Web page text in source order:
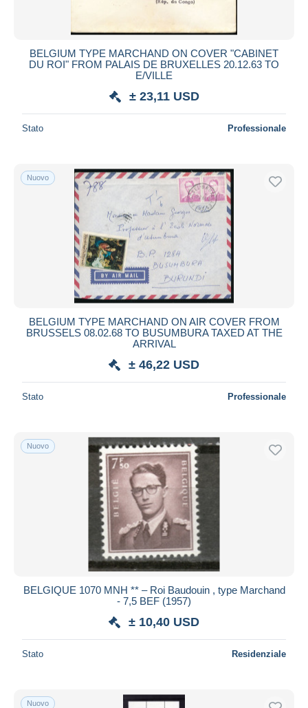
BELGIUM TYPE MARCHAND ON COVER "CABINET
DU ROI" FROM PALAIS DE BRUXELLES 20.12.63 TO
E/VILLE
± 23,11 USD
Stato Professionale
Nuovo
BELGIUM TYPE MARCHAND ON AIR COVER FROM
BRUSSELS 08.02.68 TO BUSUMBURA TAXED AT THE
ARRIVAL
± 46,22 USD
Stato Professionale
Nuovo
BELGIQUE 1070 MNH ** – Roi Baudouin , type Marchand
- 7,5 BEF (1957)
± 10,40 USD
Stato Residenziale
Nuovo